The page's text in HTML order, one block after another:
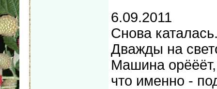
6.09.2011
Снова
Дважды на
Машина
что именно -